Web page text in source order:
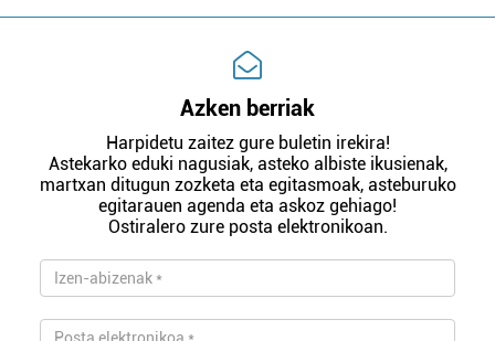
Azken berriak
Harpidetu zaitez gure buletin irekira!
Astekarko eduki nagusiak, asteko albiste ikusienak,
martxan ditugun zozketa eta egitasmoak, asteburuko
egitarauen agenda eta askoz gehiago!
Ostiralero zure posta elektronikoan.